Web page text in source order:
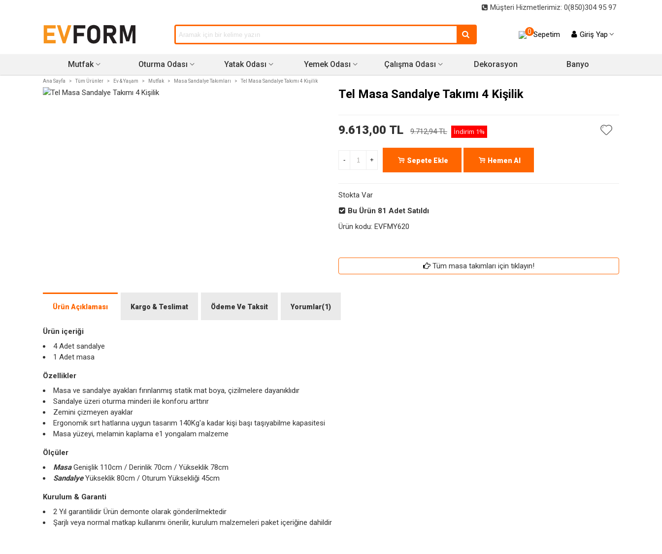
Müşteri Hizmetlerimiz: 0(850)304 95 97
0 Sepetim Giriş Yap
Mutfak Oturma Odası Yatak Odası Yemek Odası Çalışma Odası Dekorasyon Banyo
Ana Sayfa > Tüm Ürünler > Ev & Yaşam > Mutfak > Masa Sandalye Takımları > Tel Masa Sandalye Takımı 4 Kişilik
Tel Masa Sandalye Takımı 4 Kişilik
9.613,00 TL 9.712,94 TL İndirim 1%
- + Sepete Ekle Hemen Al
Stokta Var
Bu Ürün 81 Adet Satıldı
Ürün kodu: EVFMY620
Tüm masa takımları için tıklayın!
Ürün Açıklaması Kargo & Teslimat Ödeme Ve Taksit Yorumlar(1)
Ürün içeriği
4 Adet sandalye
1 Adet masa
Özellikler
Masa ve sandalye ayakları fırınlanmış statik mat boya, çizilmelere dayanıklıdır
Sandalye üzeri oturma minderi ile konforu arttırır
Zemini çizmeyen ayaklar
Ergonomik sırt hatlarına uygun tasarım 140Kg'a kadar kişi başı taşıyabilme kapasitesi
Masa yüzeyi, melamin kaplama e1 yongalam malzeme
Ölçüler
MasaGenişlik 110cm / Derinlik 70cm / Yükseklik 78cm
SandalyeYükseklik 80cm / Oturum Yüksekliği 45cm
Kurulum & Garanti
2 Yıl garantilidir Ürün demonte olarak gönderilmektedir
Şarjlı veya normal matkap kullanımı önerilir, kurulum malzemeleri paket içeriğine dahildir